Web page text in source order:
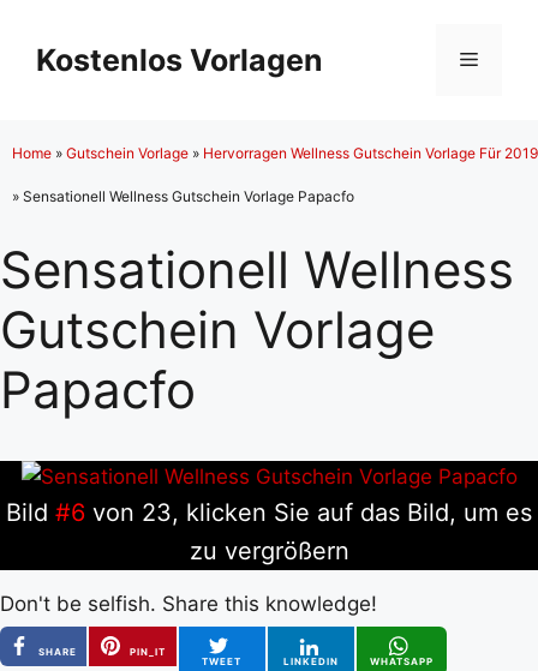
Inhalt
springen
Kostenlos Vorlagen Menü
Home » Gutschein Vorlage » Hervorragen Wellness Gutschein Vorlage Für 2019
» Sensationell Wellness Gutschein Vorlage Papacfo
Sensationell Wellness
Gutschein Vorlage
Papacfo
Bild #6 von 23, klicken Sie auf das Bild, um es
zu vergrößern
Don't be selfish. Share this knowledge!
SHARE
PIN_IT
TWEET
LINKEDIN WHATSAPP